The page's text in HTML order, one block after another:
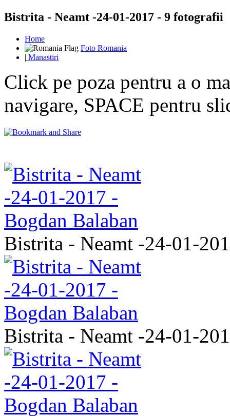
Bistrita - Neamt -24-01-2017 - 9 fotografii
Home
Foto Romania
| Manastiri
Click pe poza pentru a o
navigare, SPACE pentru
Bistrita - Neamt -24-01-
Bistrita - Neamt -24-01-